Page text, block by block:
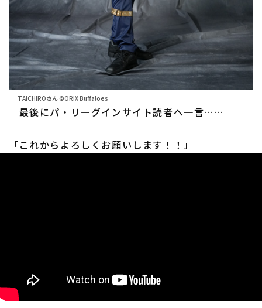
TAICHIROさん ©ORIX Buffaloes
最後にパ・リーグインサイト読者へ一言……
「これからよろしくお願いします！！」